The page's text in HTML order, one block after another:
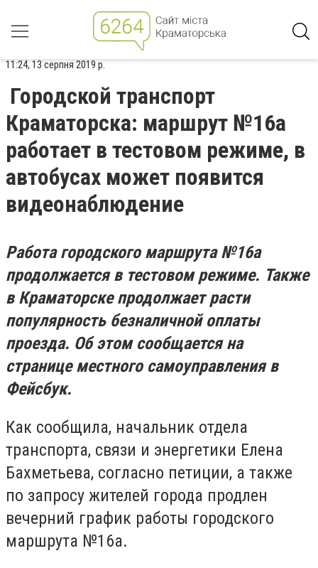
11:24, 13 серпня 2019 р.
Городской транспорт
Краматорска: маршрут №16а
работает в тестовом режиме, в
автобусах может появится
видеонаблюдение
Работа городского маршрута №16а
продолжается в тестовом режиме. Также
в Краматорске продолжает расти
популярность безналичной оплаты
проезда. Об этом сообщается на
странице местного самоуправления в
Фейсбук.
Как сообщила, начальник отдела
транспорта, связи и энергетики Елена
Бахметьева, согласно петиции, а также
по запросу жителей города продлен
вечерний график работы городского
маршрута №16а.